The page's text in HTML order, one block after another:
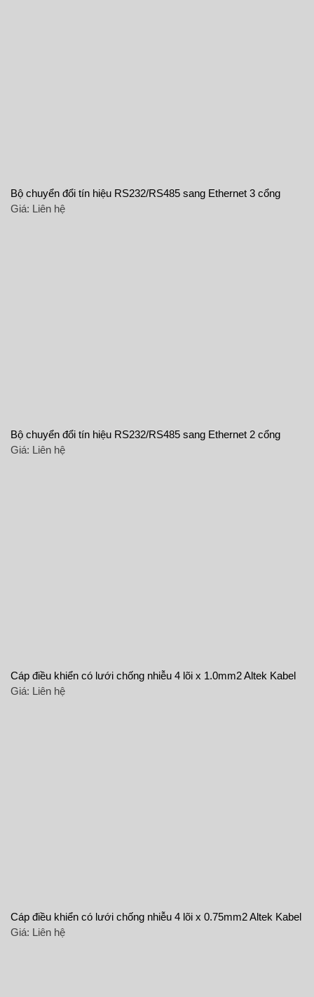
Bộ chuyển đổi tín hiệu RS232/RS485 sang Ethernet 3 cổng
Giá: Liên hệ
Bộ chuyển đổi tín hiệu RS232/RS485 sang Ethernet 2 cổng
Giá: Liên hệ
Cáp điều khiển có lưới chống nhiễu 4 lõi x 1.0mm2 Altek Kabel
Giá: Liên hệ
Cáp điều khiển có lưới chống nhiễu 4 lõi x 0.75mm2 Altek Kabel
Giá: Liên hệ